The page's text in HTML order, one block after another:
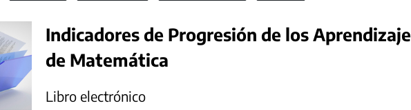
Indicadores de Progresión de los
de Matemática
Libro electrónico